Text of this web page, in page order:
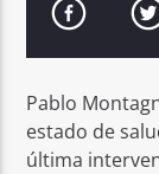
Pablo
estado de
última